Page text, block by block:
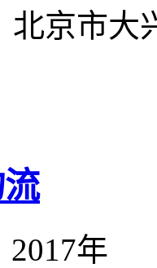
北京市大
年